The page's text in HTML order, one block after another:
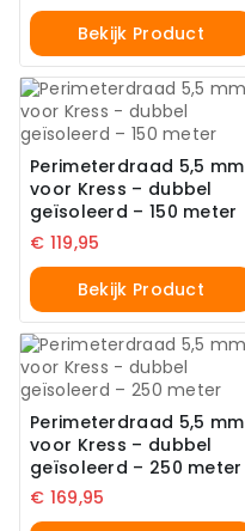
Bekijk Product
Perimeterdraad 5,5 mm
voor Kress – dubbel
geïsoleerd – 150 meter
€ 119,95
Bekijk Product
Perimeterdraad 5,5 mm
voor Kress – dubbel
geïsoleerd – 250 meter
€ 169,95